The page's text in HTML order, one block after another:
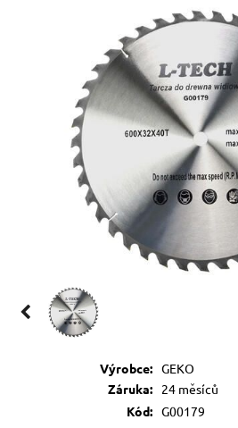
Výrobce: GEKO
Záruka:
24 měsíců
Kód: G00179